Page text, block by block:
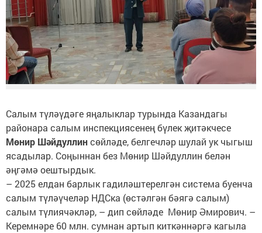
Салым түләүдәге яңалыклар турында Казандагы
районара салым инспекциясенең бүлек җитәкчесе
Мөнир Шәйдуллинсөйләде, белгечләр шулай ук чыгыш
ясадылар. Соңыннан без Мөнир Шәйдуллин белән
әңгәмә оештырдык.
– 2025 елдан барлык гадиләштерелгән система буенча
салым түләүчеләр НДСка (өстәлгән бәягә салым)
салым түлиячәкләр, – дип сөйләде Мөнир Әмирович. –
Керемнәре 60 млн. сумнан артып киткәннәргә кагыла